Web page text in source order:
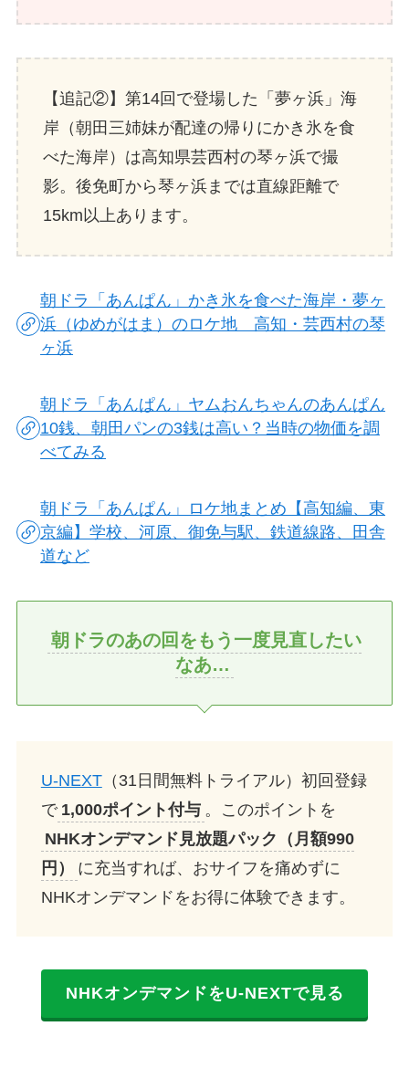
【追記②】第14回で登場した「夢ヶ浜」海
岸（朝田三姉妹が配達の帰りにかき氷を食
べた海岸）は高知県芸西村の琴ヶ浜で撮
影。後免町から琴ヶ浜までは直線距離で
15km以上あります。
朝ドラ「あんぱん」かき氷を食べた海岸・夢ヶ
浜（ゆめがはま）のロケ地 高知・芸西村の琴
ヶ浜
朝ドラ「あんぱん」ヤムおんちゃんのあんぱん
10銭、朝田パンの3銭は高い？当時の物価を調
べてみる
朝ドラ「あんぱん」ロケ地まとめ【高知編、東
京編】学校、河原、御免与駅、鉄道線路、田舎
道など
朝ドラのあの回をもう一度見直したい
なあ…
U-NEXT（31日間無料トライアル）初回登録
で 1,000ポイント付与 。このポイントを
NHKオンデマンド見放題パック（月額990
円）
に充当すれば、おサイフを痛めずに
NHKオンデマンドをお得に体験できます。
NHKオンデマンドをU-NEXTで見る